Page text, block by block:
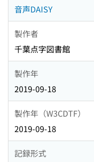
音声DAISY
製作者
千葉点字図書館
製作年
2019-09-18
製作年（W3CDTF）
2019-09-18
記録形式